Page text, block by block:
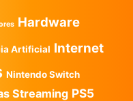
Hardware
Artificial Internet
Nintendo Switch
Streaming PS5